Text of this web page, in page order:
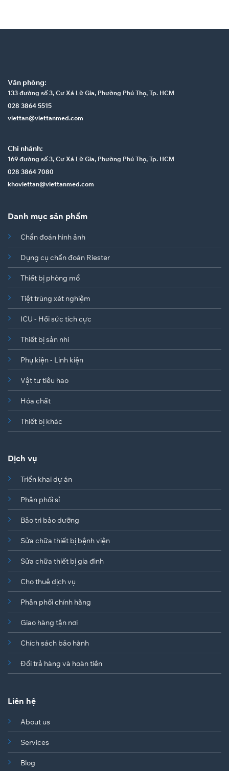
Văn phòng:
133 đường số 3, Cư Xá Lữ Gia, Phường Phú Thọ, Tp. HCM
028 3864 5515
viettan@viettanmed.com
Chi nhánh:
169 đường số 3, Cư Xá Lữ Gia, Phường Phú Thọ, Tp. HCM
028 3864 7080
khoviettan@viettanmed.com
Danh mục sản phẩm
Chẩn đoán hình ảnh
Dụng cụ chẩn đoán Riester
Thiết bị phòng mổ
Tiệt trùng xét nghiệm
ICU - Hồi sức tích cực
Thiết bị sản nhi
Phụ kiện - Linh kiện
Vật tư tiêu hao
Hóa chất
Thiết bị khác
Dịch vụ
Triển khai dự án
Phân phối sỉ
Bảo trì bảo dưỡng
Sửa chữa thiết bị bệnh viện
Sửa chữa thiết bị gia đình
Cho thuê dịch vụ
Phân phối chính hãng
Giao hàng tận nơi
Chích sách bảo hành
Đổi trả hàng và hoàn tiền
Liên hệ
About us
Services
Blog